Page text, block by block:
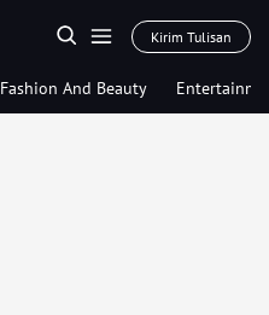
Kirim Tulisan
Fashion And Beauty